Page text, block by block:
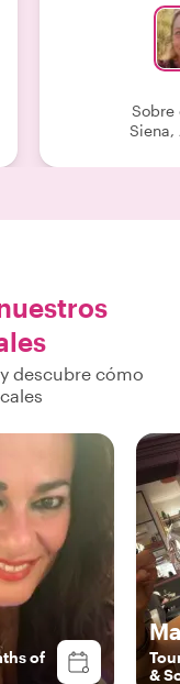
familiares.
una visión
cultura y las
rivalidades y
que fue
nuevamente
Sobre
Siena,
descubre cómo
of
&